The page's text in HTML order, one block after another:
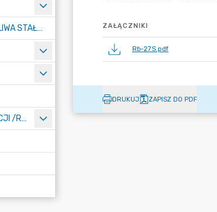
PREFERENCYJNY ZAKUP PALIWA STAŁEGO
BEZPIECZEŃSTWO INFORMACJI /RODO/
ZAŁĄCZNIKI
Rb-27S.pdf
DRUKUJ ZAPISZ DO PDF